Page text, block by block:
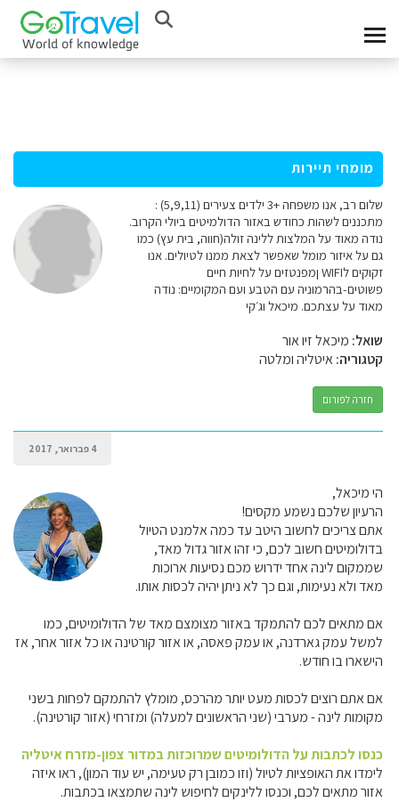
מומחי תיירות
שלום רב, אנו משפחה +3 ילדים צעירים (5,9,11) :
מתכננים לשהות כחודש באזור הדולמיטים ביולי הקרוב.
נודה מאוד על המלצות ללינה זולה(חווה, בית עץ) כמו
גם על איזור מומל שאפשר לצאת ממנו לטיולים. אנו
זקוקים לWIFI ןמפנטזים על לחיות חיים
פשוטים-בהרמוניה עם הטבע ועם המקומיים: נודה
מאוד על עצתכם. מיכאל וג׳קי
שואל: מיכאל זיו אור
קטגוריה:איטליה ומלטה
חזרה לפורום
4 פברואר, 2017
הי מיכאל,
הרעיון שלכם נשמע מקסים!
אתם צריכים לחשוב היטב עד כמה אלמנט הטיול
בדולומיטים חשוב לכם, כי זהו אזור גדול מאד,
שממקום לינה אחד ידרוש מכם נסיעות ארוכות
מאד ולא נעימות, וגם כך לא ניתן יהיה לכסות אותו.
אם מתאים לכם להתמקד באזור מצומצם מאד של הדולומיטים, כמו
למשל עמק גארדנה, או עמק פאסה, או אזור קורטינה או כל אזור אחר, אז
הישארו בו חודש.
אם אתם רוצים לכסות מעט יותר מהרכס, מומלץ להתמקם לפחות בשני
מקומות לינה - מערבי (שני הראשונים למעלה) ומזרחי (אזור קורטינה).
כנסו לכתבות על הדולומיטים שמרוכזות במדור צפון-מזרח איטליה
לימדו את האופציות לטיול (וזו כמובן רק טעימה, יש עוד המון), ראו איזה
אזור מתאים לכם, וכנסו ללינקים לחיפוש לינה שתמצאו בכתבות.